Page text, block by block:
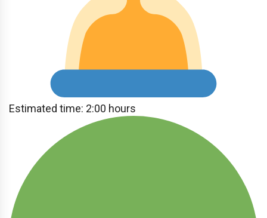
Estimated time: 2:00 hours